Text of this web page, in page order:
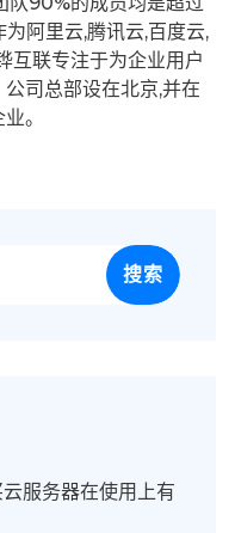
阿里云,腾讯云,百度云,
互联专注于为企业用户
司总部设在北京,并在
。
服务器在使用上有